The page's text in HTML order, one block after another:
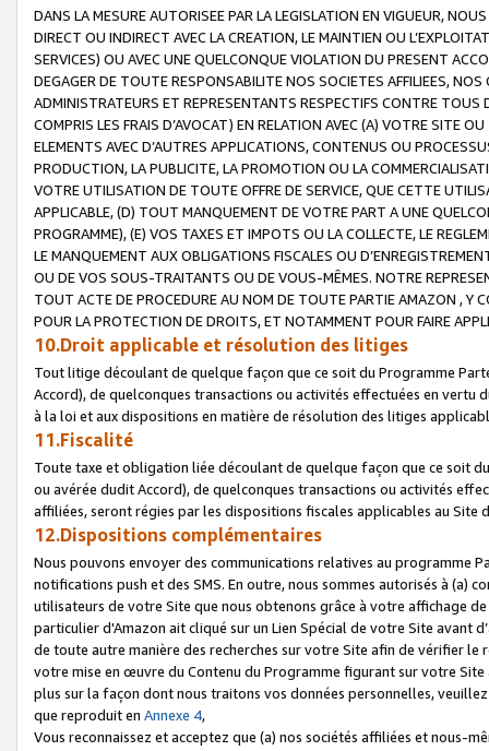
DANS LA MESURE AUTORISEE PAR LA LEGISLATION EN VIGUEUR,
DIRECT OU INDIRECT AVEC LA CREATION, LE MAINTIEN OU
SERVICES) OU AVEC UNE QUELCONQUE VIOLATION DU PRESENT
DEGAGER DE TOUTE RESPONSABILITE NOS SOCIETES AFFILIEES,
ADMINISTRATEURS ET REPRESENTANTS RESPECTIFS CONTRE
COMPRIS LES FRAIS D’AVOCAT) EN RELATION AVEC (A) VOTRE SITE
ELEMENTS AVEC D’AUTRES APPLICATIONS, CONTENUS OU
PRODUCTION, LA PUBLICITE, LA PROMOTION OU LA
VOTRE UTILISATION DE TOUTE OFFRE DE SERVICE, QUE CETTE
APPLICABLE, (D) TOUT MANQUEMENT DE VOTRE PART A UNE
PROGRAMME), (E) VOS TAXES ET IMPOTS OU LA COLLECTE, LE
LE MANQUEMENT AUX OBLIGATIONS FISCALES OU
OU DE VOS SOUS-TRAITANTS OU DE VOUS-MÊMES. NOTRE
TOUT ACTE DE PROCEDURE AU NOM DE TOUTE PARTIE AMAZON , Y
POUR LA PROTECTION DE DROITS, ET NOTAMMENT POUR FAIRE
10.Droit applicable et résolution des litiges
Tout litige découlant de quelque façon que ce soit du Programme
Accord), de quelconques transactions ou activités effectuées en vertu
à la loi et aux dispositions en matière de résolution des litiges
11.Fiscalité
Toute taxe et obligation liée découlant de quelque façon que ce soit
ou avérée dudit Accord), de quelconques transactions ou activités
affiliées, seront régies par les dispositions fiscales applicables au Site
12.Dispositions complémentaires
Nous pouvons envoyer des communications relatives au programme
notifications push et des SMS. En outre, nous sommes autorisés à
utilisateurs de votre Site que nous obtenons grâce à votre affichage
particulier d'Amazon ait cliqué sur un Lien Spécial de votre Site avant
de toute autre manière des recherches sur votre Site afin de vérifier
votre mise en œuvre du Contenu du Programme figurant sur votre
plus sur la façon dont nous traitons vos données personnelles,
que reproduit en Annexe 4,
Vous reconnaissez et acceptez que (a) nos sociétés affiliées et nous-